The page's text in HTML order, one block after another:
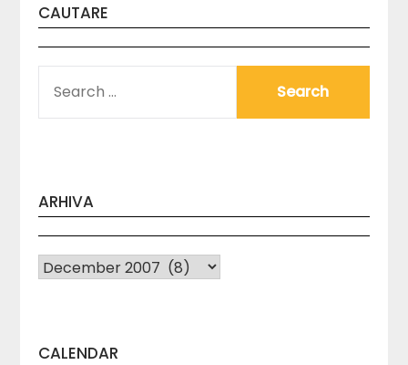
CAUTARE
FOR:
ARHIVA
Arhiva
CALENDAR